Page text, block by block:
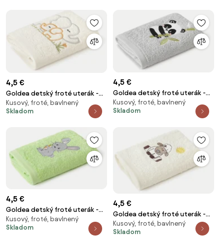
4,5 €
Goldea detský froté uterák -
sloníky na smotanovej 30 x 50
cm
Kusový, froté, bavlnený
Skladom
4,5 €
Goldea detský froté uterák -
panda na svetlo sivej 30 x 50
cm
Kusový, froté, bavlnený
Skladom
4,5 €
Goldea detský froté uterák -
zajačik na zelenej 30 x 50 cm
Kusový, froté, bavlnený
Skladom
4,5 €
Goldea detský froté uterák -
ovečka na smotanovej 30 x 50
cm
Kusový, froté, bavlnený
Skladom